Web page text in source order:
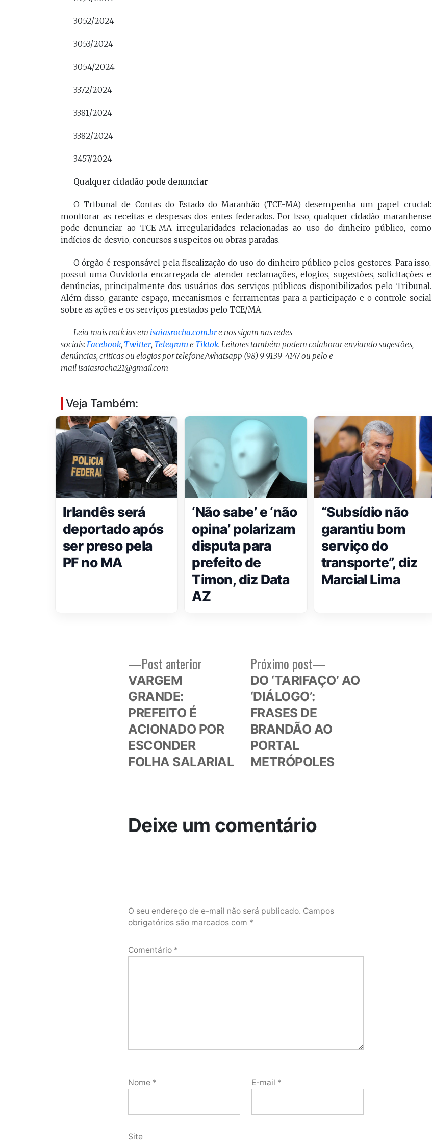
3052/2024
3053/2024
3054/2024
3372/2024
3381/2024
3382/2024
3457/2024
Qualquer cidadão pode denunciar
O Tribunal de Contas do Estado do Maranhão (TCE-MA) desempenha um papel crucial:
monitorar as receitas e despesas dos entes federados. Por isso, qualquer cidadão maranhense
pode denunciar ao TCE-MA irregularidades relacionadas ao uso do dinheiro público, como
indícios de desvio, concursos suspeitos ou obras paradas.
O órgão é responsável pela fiscalização do uso do dinheiro público pelos gestores. Para isso,
possui uma Ouvidoria encarregada de atender reclamações, elogios, sugestões, solicitações e
denúncias, principalmente dos usuários dos serviços públicos disponibilizados pelo Tribunal.
Além disso, garante espaço, mecanismos e ferramentas para a participação e o controle social
sobre as ações e os serviços prestados pelo TCE/MA.
Leia mais notícias em isaiasrocha.com.bre nos sigam nas redes
sociais:Facebook, Twitter, Telegrame Tiktok. Leitores também podem colaborar enviando sugestões,
denúncias, criticas ou elogios por telefone/whatsapp (98) 9 9139-4147 ou pelo e-
mail isaiasrocha21@gmail.com
Veja Também:
Irlandês será
deportado após
ser preso pela
PF no MA
‘Não sabe’ e ‘não
opina’ polarizam
disputa para
prefeito de
Timon, diz Data
AZ
“Subsídio não
garantiu bom
serviço do
transporte”, diz
Marcial Lima
Navegação
Post anterior
VARGEM
GRANDE:
PREFEITO É
ACIONADO POR
ESCONDER
FOLHA SALARIAL
Próximo post
Próximo
post:
DO ‘TARIFAÇO’ AO
‘DIÁLOGO’:
FRASES DE
BRANDÃO AO
PORTAL
METRÓPOLES
Deixe um comentário
O seu endereço de e-mail não será publicado. Campos
obrigatórios são marcados com *
Comentário *
Nome * E-mail *
Site